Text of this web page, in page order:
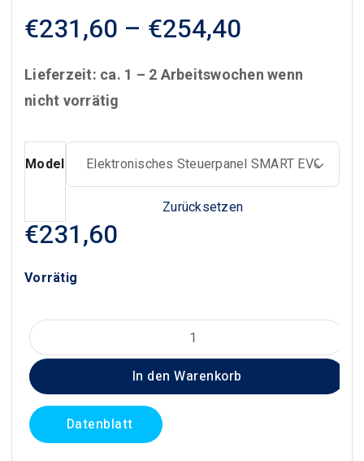
€231,60 – €254,40
bis
Lieferzeit: ca. 1 – 2 Arbeitswochen wenn
nicht vorrätig
Model
Zurücksetzen
€231,60
Vorrätig
Elentek
Smart
Pro
MONO
(230V)
Menge
In den Warenkorb
Datenblatt